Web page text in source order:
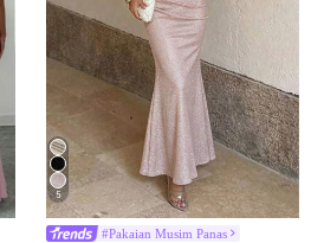
5
#Pakaian Musim Panas